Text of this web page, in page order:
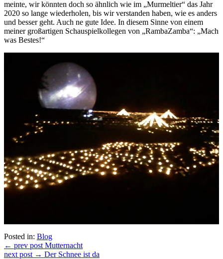
meinte, wir könnten doch so ähnlich wie im „Murmeltier“ das Jahr
2020 so lange wiederholen, bis wir verstanden haben, wie es anders
und besser geht. Auch ne gute Idee. In diesem Sinne von einem
meiner großartigen Schauspielkollegen von „RambaZamba“: „Mach
was Bestes!“
Posted in: Blog
Beitragsnavigation
← prev post Mutternacht
next post → Der Schnee ist da